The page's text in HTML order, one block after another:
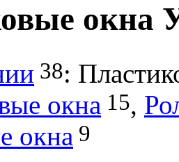
окна
38:
окна 15,
окна 9